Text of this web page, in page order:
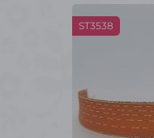
ST3538